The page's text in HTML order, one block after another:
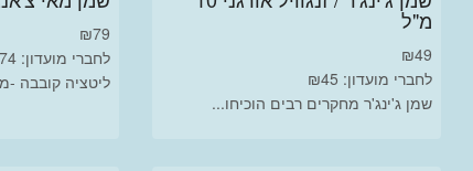
מ"ל
₪49
לחברי מועדון: ₪45
שמן ג'ינג'ר מחקרים רבים הוכיחו...
₪79
לחברי מועדון: ₪74
ליטציה קובבה